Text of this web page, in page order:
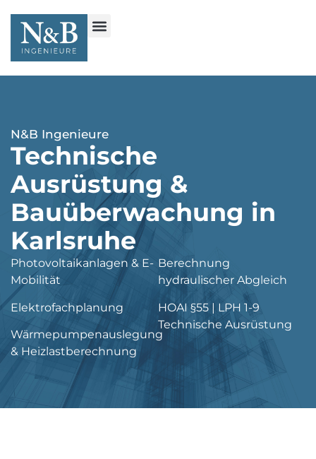
N&B Ingenieure
Technische
Ausrüstung &
Bauüberwachung in
Karlsruhe
Photovoltaikanlagen & E-
Mobilität
Elektrofachplanung
Wärmepumpenauslegung
& Heizlastberechnung
Berechnung
hydraulischer Abgleich
HOAI §55 | LPH 1-9
Technische Ausrüstung